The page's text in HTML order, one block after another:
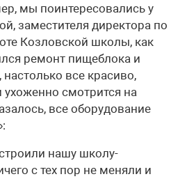
мы поинтересовались у
заместителя директора по
Козловской школы, как
ремонт пищеблока и
все красиво,
смотрится на
все оборудование
нашу школу-
с тех пор не меняли и